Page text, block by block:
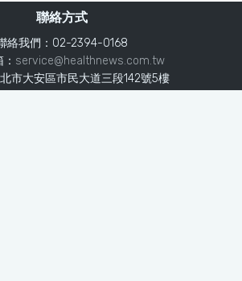
聯絡方式
絡我們：02-2394-0168
service@healthnews.com.tw
市大安區市民大道三段142號5樓